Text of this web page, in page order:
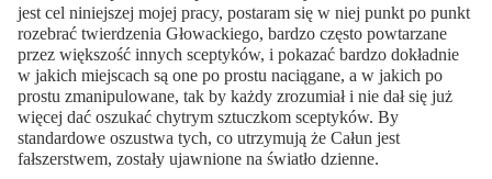
jest cel niniejszej mojej pracy, postaram się w niej punkt po punkt
rozebrać twierdzenia Głowackiego, bardzo często powtarzane
przez większość innych sceptyków, i pokazać bardzo dokładnie
w jakich miejscach są one po prostu naciągane, a w jakich po
prostu zmanipulowane, tak by każdy zrozumiał i nie dał się już
więcej dać oszukać chytrym sztuczkom sceptyków. By
standardowe oszustwa tych, co utrzymują że Całun jest
fałszerstwem, zostały ujawnione na światło dzienne.